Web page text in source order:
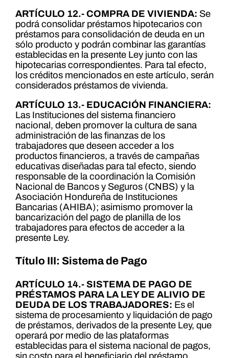
ARTÍCULO 12.- COMPRA DE VIVIENDA: Se
podrá consolidar préstamos hipotecarios con
préstamos para consolidación de deuda en un
sólo producto y podrán combinar las garantías
establecidas en la presente Ley junto con las
hipotecarias correspondientes. Para tal efecto,
los créditos mencionados en este artículo, serán
considerados préstamos de vivienda.
ARTÍCULO 13.- EDUCACIÓN FINANCIERA:
Las Instituciones del sistema financiero
nacional, deben promover la cultura de sana
administración de las finanzas de los
trabajadores que deseen acceder a los
productos financieros, a través de campañas
educativas diseñadas para tal efecto, siendo
responsable de la coordinación la Comisión
Nacional de Bancos y Seguros (CNBS) y la
Asociación Hondureña de Instituciones
Bancarias (AHIBA); asimismo promover la
bancarización del pago de planilla de los
trabajadores para efectos de acceder a la
presente Ley.
Título III: Sistema de Pago
ARTÍCULO 14.- SISTEMA DE PAGO DE
PRÉSTAMOS PARA LA LEY DE ALIVIO DE
DEUDA DE LOS TRABAJADORES: Es el
sistema de procesamiento y liquidación de pago
de préstamos, derivados de la presente Ley, que
operará por medio de las plataformas
establecidas para el sistema nacional de pagos,